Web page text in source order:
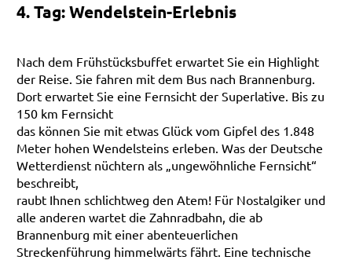
4. Tag: Wendelstein-Erlebnis
Nach dem Frühstücksbuffet erwartet Sie ein Highlight
der Reise. Sie fahren mit dem Bus nach Brannenburg.
Dort erwartet Sie eine Fernsicht der Superlative. Bis zu
150 km Fernsicht
das können Sie mit etwas Glück vom Gipfel des 1.848
Meter hohen Wendelsteins erleben. Was der Deutsche
Wetterdienst nüchtern als „ungewöhnliche Fernsicht“
beschreibt,
raubt Ihnen schlichtweg den Atem! Für Nostalgiker und
alle anderen wartet die Zahnradbahn, die ab
Brannenburg mit einer abenteuerlichen
Streckenführung himmelwärts fährt. Eine technische